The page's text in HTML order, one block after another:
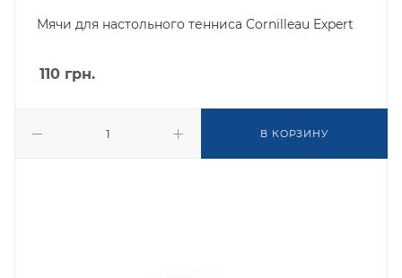
Мячи для настольного тенниса Cornilleau Expert
110 грн.
В КОРЗИНУ